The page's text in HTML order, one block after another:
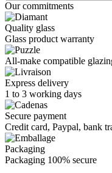
Our commitments
Quality glass
Glass product warranty
All-make compatible
Express delivery
1 to 3 working days
Secure payment
Credit card, Paypal, bank
Packaging
Packaging 100% secure